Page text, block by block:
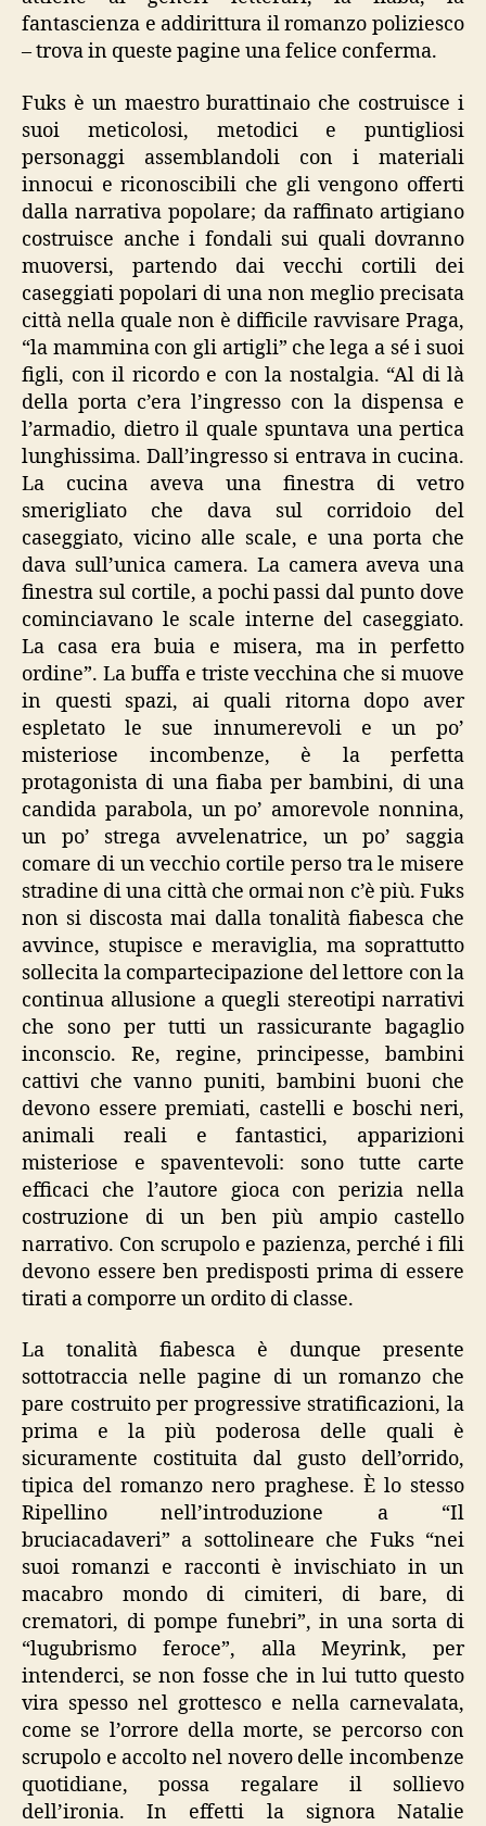
fantascienza e addirittura il romanzo poliziesco
– trova in queste pagine una felice conferma.
Fuks è un maestro burattinaio che costruisce i
suoi meticolosi, metodici e puntigliosi
personaggi assemblandoli con i materiali
innocui e riconoscibili che gli vengono offerti
dalla narrativa popolare; da raffinato artigiano
costruisce anche i fondali sui quali dovranno
muoversi, partendo dai vecchi cortili dei
caseggiati popolari di una non meglio precisata
città nella quale non è difficile ravvisare Praga,
“la mammina con gli artigli” che lega a sé i suoi
figli, con il ricordo e con la nostalgia. “Al di là
della porta c’era l’ingresso con la dispensa e
l’armadio, dietro il quale spuntava una pertica
lunghissima. Dall’ingresso si entrava in cucina.
La cucina aveva una finestra di vetro
smerigliato che dava sul corridoio del
caseggiato, vicino alle scale, e una porta che
dava sull’unica camera. La camera aveva una
finestra sul cortile, a pochi passi dal punto dove
cominciavano le scale interne del caseggiato.
La casa era buia e misera, ma in perfetto
ordine”. La buffa e triste vecchina che si muove
in questi spazi, ai quali ritorna dopo aver
espletato le sue innumerevoli e un po’
misteriose incombenze, è la perfetta
protagonista di una fiaba per bambini, di una
candida parabola, un po’ amorevole nonnina,
un po’ strega avvelenatrice, un po’ saggia
comare di un vecchio cortile perso tra le misere
stradine di una città che ormai non c’è più. Fuks
non si discosta mai dalla tonalità fiabesca che
avvince, stupisce e meraviglia, ma soprattutto
sollecita la compartecipazione del lettore con la
continua allusione a quegli stereotipi narrativi
che sono per tutti un rassicurante bagaglio
inconscio. Re, regine, principesse, bambini
cattivi che vanno puniti, bambini buoni che
devono essere premiati, castelli e boschi neri,
animali reali e fantastici, apparizioni
misteriose e spaventevoli: sono tutte carte
efficaci che l’autore gioca con perizia nella
costruzione di un ben più ampio castello
narrativo. Con scrupolo e pazienza, perché i fili
devono essere ben predisposti prima di essere
tirati a comporre un ordito di classe.
La tonalità fiabesca è dunque presente
sottotraccia nelle pagine di un romanzo che
pare costruito per progressive stratificazioni, la
prima e la più poderosa delle quali è
sicuramente costituita dal gusto dell’orrido,
tipica del romanzo nero praghese. È lo stesso
Ripellino nell’introduzione a “Il
bruciacadaveri” a sottolineare che Fuks “nei
suoi romanzi e racconti è invischiato in un
macabro mondo di cimiteri, di bare, di
crematori, di pompe funebri”, in una sorta di
“lugubrismo feroce”, alla Meyrink, per
intenderci, se non fosse che in lui tutto questo
vira spesso nel grottesco e nella carnevalata,
come se l’orrore della morte, se percorso con
scrupolo e accolto nel novero delle incombenze
quotidiane, possa regalare il sollievo
dell’ironia. In effetti la signora Natalie